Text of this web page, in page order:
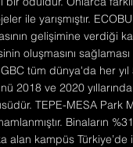
ile yarışmıştır.
gelişimine verdiği
oluşmasını
tüm dünya'da her
2018 ve 2020
TEPE-MESA Park
Binaların
alan kampüs